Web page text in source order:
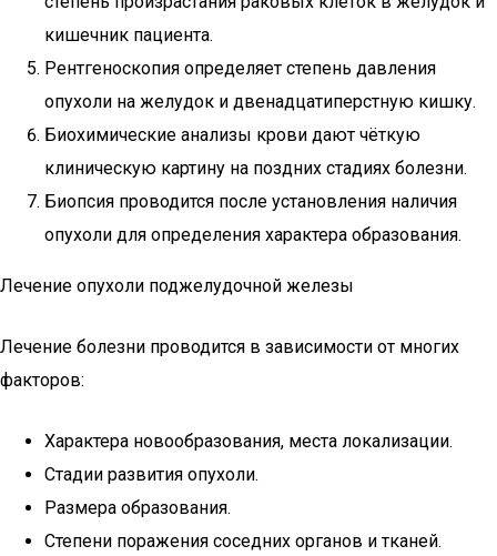
кишечник пациента.
Рентгеноскопия определяет степень давления
опухоли на желудок и двенадцатиперстную кишку.
Биохимические анализы крови дают чёткую
клиническую картину на поздних стадиях болезни.
Биопсия проводится после установления наличия
опухоли для определения характера образования.
Лечение опухоли поджелудочной железы
Лечение болезни проводится в зависимости от многих
факторов:
Характера новообразования, места локализации.
Стадии развития опухоли.
Размера образования.
Степени поражения соседних органов и тканей.